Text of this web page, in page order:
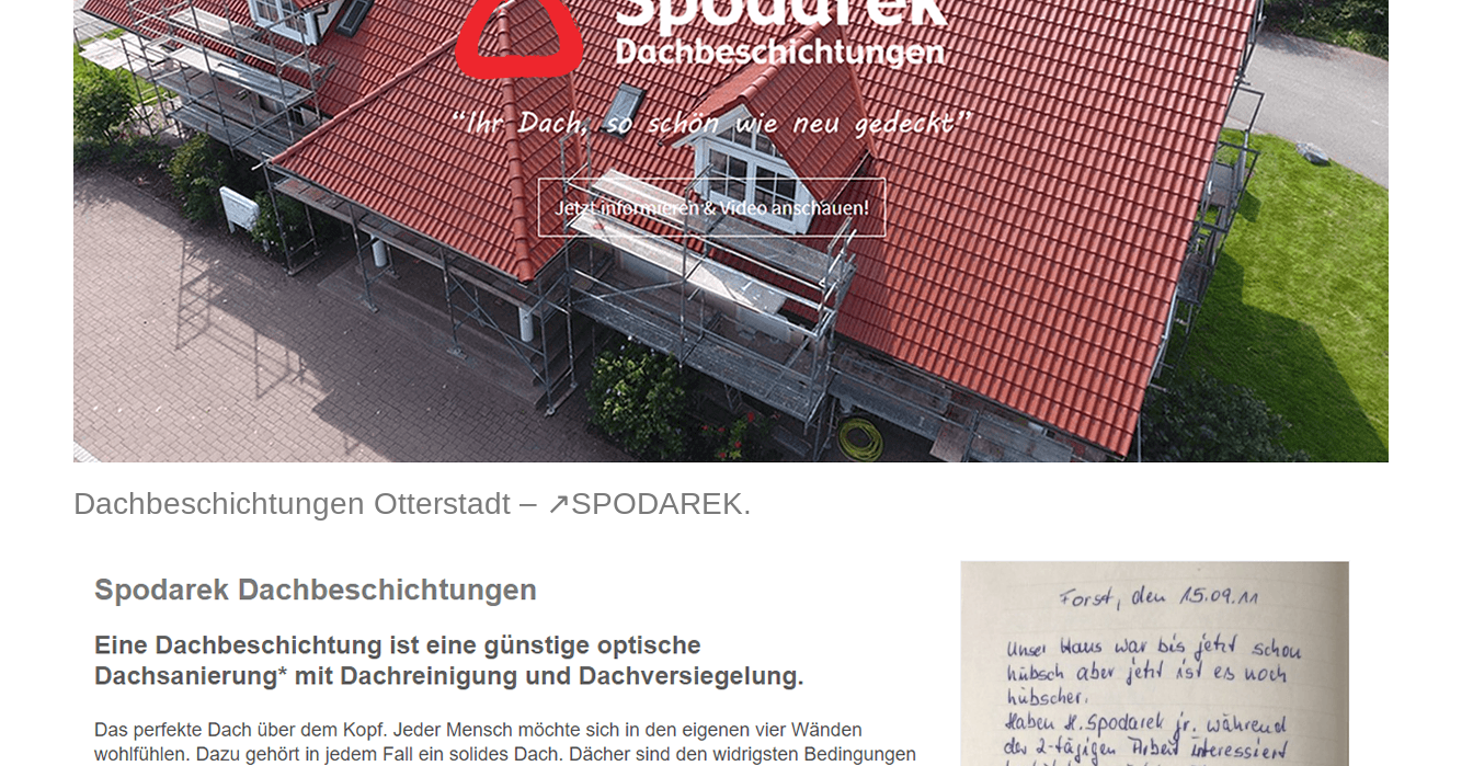
Dachbeschichtungen Otterstadt – ↗️SPODAREK.